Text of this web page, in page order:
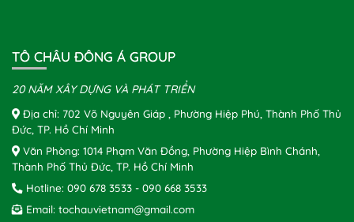
TÔ CHÂU ĐÔNG Á GROUP
20 NĂM XÂY DỰNG VÀ PHÁT TRIỂN
Địa chỉ: 702 Võ Nguyên Giáp , Phường Hiệp Phú, Thành Phố Thủ
Đức, TP. Hồ Chí Minh
Văn Phòng: 1014 Phạm Văn Đồng, Phường Hiệp Bình Chánh,
Thành Phố Thủ Đức, TP. Hồ Chí Minh
Hotline: 090 678 3533 - 090 668 3533
Email: tochauvietnam@gmail.com